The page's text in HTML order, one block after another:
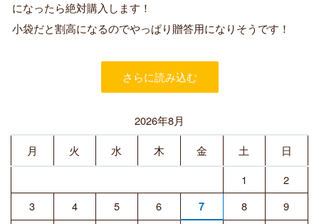
購
者
になったら絶対購入します！
小袋だと割高になるのでやっぱり贈答用になりそうです！
さらに読み込む
2026年8月
月
火 水 木 金 土
日
1
2
3
4 5 6 7 8
9